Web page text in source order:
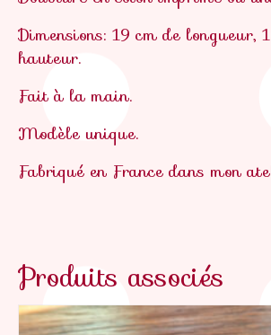
Dimensions: 19 cm de longueur,
hauteur.
Fait à la main.
Modèle unique.
Fabriqué en France dans mon
Produits associés